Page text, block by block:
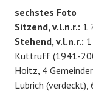
sechstes Foto
Sitzend, v.l.n.r.: 1
Stehend, v.l.n.r.:
Kuttruff (1941-
Hoitz, 4
Lubrich (verdeckt),